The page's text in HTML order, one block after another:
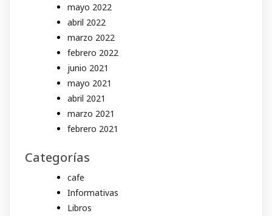
mayo 2022
abril 2022
marzo 2022
febrero 2022
junio 2021
mayo 2021
abril 2021
marzo 2021
febrero 2021
Categorías
cafe
Informativas
Libros